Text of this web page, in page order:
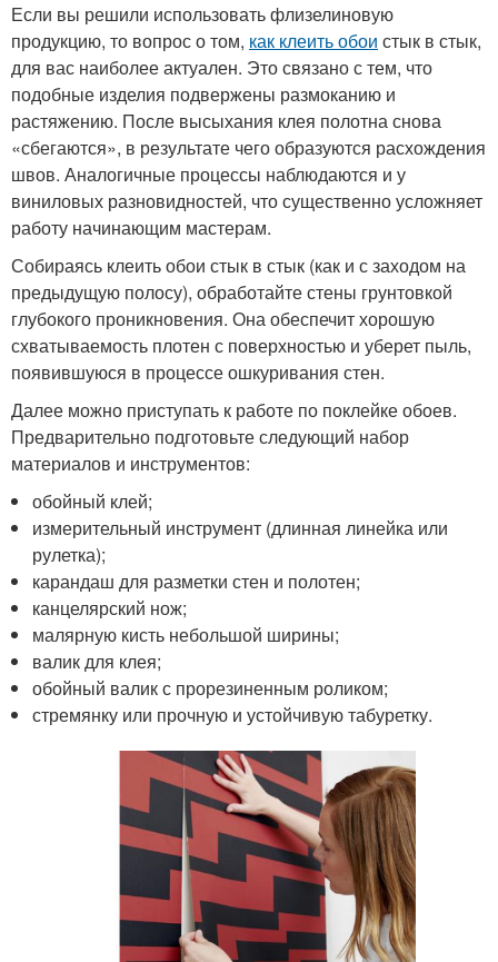
Если вы решили использовать флизелиновую
продукцию, то вопрос о том, как клеить обои стык в стык,
для вас наиболее актуален. Это связано с тем, что
подобные изделия подвержены размоканию и
растяжению. После высыхания клея полотна снова
«сбегаются», в результате чего образуются расхождения
швов. Аналогичные процессы наблюдаются и у
виниловых разновидностей, что существенно усложняет
работу начинающим мастерам.
Собираясь клеить обои стык в стык (как и с заходом на
предыдущую полосу), обработайте стены грунтовкой
глубокого проникновения. Она обеспечит хорошую
схватываемость плотен с поверхностью и уберет пыль,
появившуюся в процессе ошкуривания стен.
Далее можно приступать к работе по поклейке обоев.
Предварительно подготовьте следующий набор
материалов и инструментов:
обойный клей;
измерительный инструмент (длинная линейка или
рулетка);
карандаш для разметки стен и полотен;
канцелярский нож;
малярную кисть небольшой ширины;
валик для клея;
обойный валик с прорезиненным роликом;
стремянку или прочную и устойчивую табуретку.